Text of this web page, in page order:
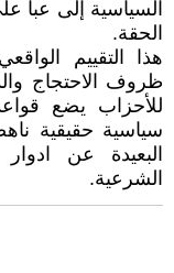
السياسية إلى عبأ
الحقة.
هذا التقييم
ظروف الاحتجاج
للأحزاب يضع
سياسية حقيقية
البعيدة عن
الشرعية.